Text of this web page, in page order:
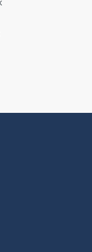
Республики
первого
тюркоязычной
литературных
«России
«Имперская
руководит